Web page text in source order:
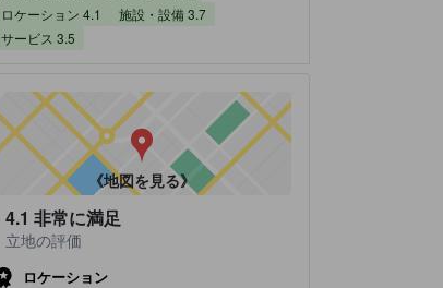
ロケーション 4.1
施設・設備 3.7
サービス 3.5
《地図を見る》
4.1 非常に満足
立地の評価
ロケーション